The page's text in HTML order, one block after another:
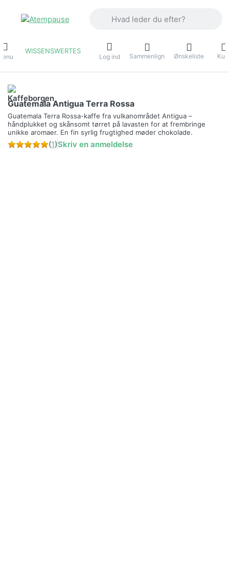
WISSENSWERTES
Log ind Sammenlign Ønskeliste
Guatemala Antigua Terra Rossa
Guatemala Terra Rossa-kaffe fra vulkanområdet Antigua –
håndplukket og skånsomt tørret på lavasten for at frembringe
unikke aromaer. En fin syrlig frugtighed møder chokolade.
(1)Skriv en anmeldelse